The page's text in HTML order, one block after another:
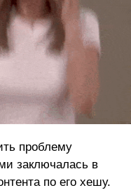
проблему
заключалась в
по его хешу.